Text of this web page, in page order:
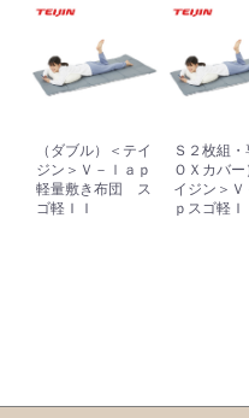
（ダブル）＜テイ
ジン＞Ｖ－ｌａｐ
軽量敷き布団 ス
ゴ軽ＩＩ
Ｓ２枚組・
ＯＸカバー
イジン＞Ｖ
ｐスゴ軽Ｉ